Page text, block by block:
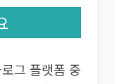
그 플랫폼 중